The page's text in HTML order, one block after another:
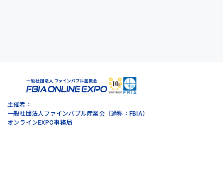
主催者：
一般社団法人ファインバブル産業会（通称：FBIA）
オンラインEXPO事務局